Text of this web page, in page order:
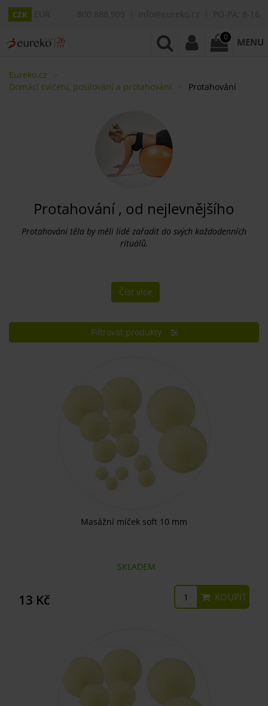
CZK
0 MENU
Eureko.cz
Domácí cvičení, posilování a protahování
Protahování
Protahování , od nejlevnějšího
Protahování těla by měli lidé zařadit do svých každodenních
rituálů.
Číst více
Filtrovat produkty
Masážní míček soft 10 mm
SKLADEM
13 Kč KOUPIT